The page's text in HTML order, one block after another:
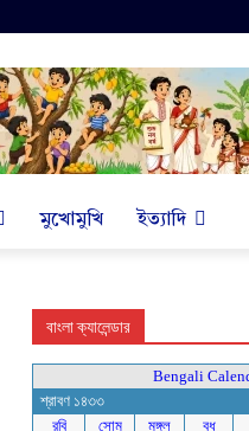
মুখোমুখি ইত্যাদি
বাংলা ক্যালেন্ডার